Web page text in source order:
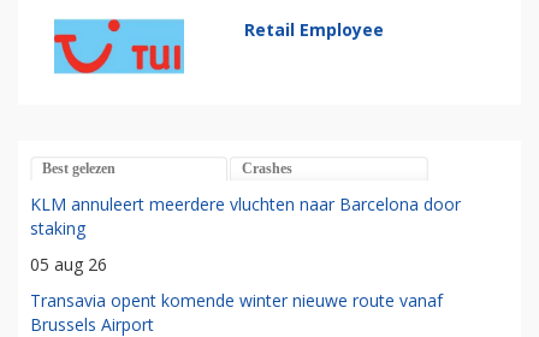
Retail Employee
Best gelezen Crashes
KLM annuleert meerdere vluchten naar Barcelona door
staking
05 aug 26
Transavia opent komende winter nieuwe route vanaf
Brussels Airport